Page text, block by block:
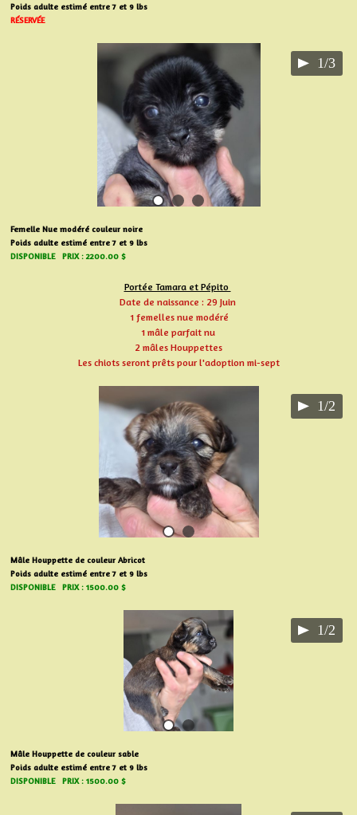
Poids adulte estimé entre 7 et 9 lbs
RÉSERVÉE
1/3
Femelle Nue modéré couleur noire
Poids adulte estimé entre 7 et 9 lbs
DISPONIBLE PRIX : 2200.00 $
Portée Tamara et Pépito
Date de naissance : 29 Juin
1 femelles nue modéré
1 mâle parfait nu
2 mâles Houppettes
Les chiots seront prêts pour l'adoption mi-sept
1/2
Mâle Houppette de couleur Abricot
Poids adulte estimé entre 7 et 9 lbs
DISPONIBLE PRIX : 1500.00 $
1/2
Mâle Houppette de couleur sable
Poids adulte estimé entre 7 et 9 lbs
DISPONIBLE PRIX : 1500.00 $